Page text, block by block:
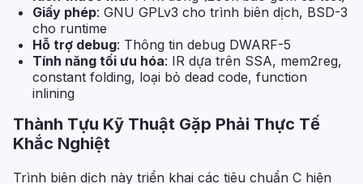
Giấy phép: GNU GPLv3 cho trình biên dịch, BSD-3
cho runtime
Hỗ trợ debug: Thông tin debug DWARF-5
Tính năng tối ưu hóa: IR dựa trên SSA, mem2reg,
constant folding, loại bỏ dead code, function
inlining
Thành Tựu Kỹ Thuật Gặp Phải Thực Tế
Khắc Nghiệt
Trình biên dịch này triển khai các tiêu chuẩn C hiện